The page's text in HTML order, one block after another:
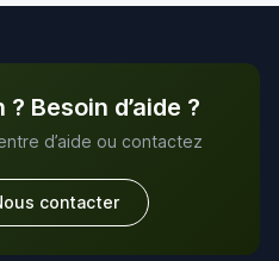
Besoin d’aide ?
d’aide ou contactez
contacter